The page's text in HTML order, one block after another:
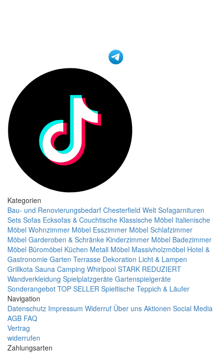
Kategorien
Bau- und Renovierungsbedarf Chesterfield Welt Sofagarnituren
Sets Sofas Ecksofas & Couchtische Klassische Möbel Italienische
Möbel Wohnzimmer Möbel Esszimmer Möbel Schlafzimmer
Möbel Garderoben & Schränke Kinderzimmer Möbel Badezimmer
Möbel Büromöbel Küchen Metall Möbel Massivholzmöbel Hotel &
Gastronomie Garten Terrasse Dekoration Licht & Lampen
Grillkota Sauna Camping Whirlpool STARK REDUZIERT
Wandverkleidung Spielplatzgeräte Gartenspielgeräte
Sonderangebot TOP SELLER Spieltische Teppich & Läufer
Navigation
Datenschutz Impressum Widerruf Über uns Aktionen Social Media
AGB FAQ
Vertrag
widerrufen
Zahlungsarten